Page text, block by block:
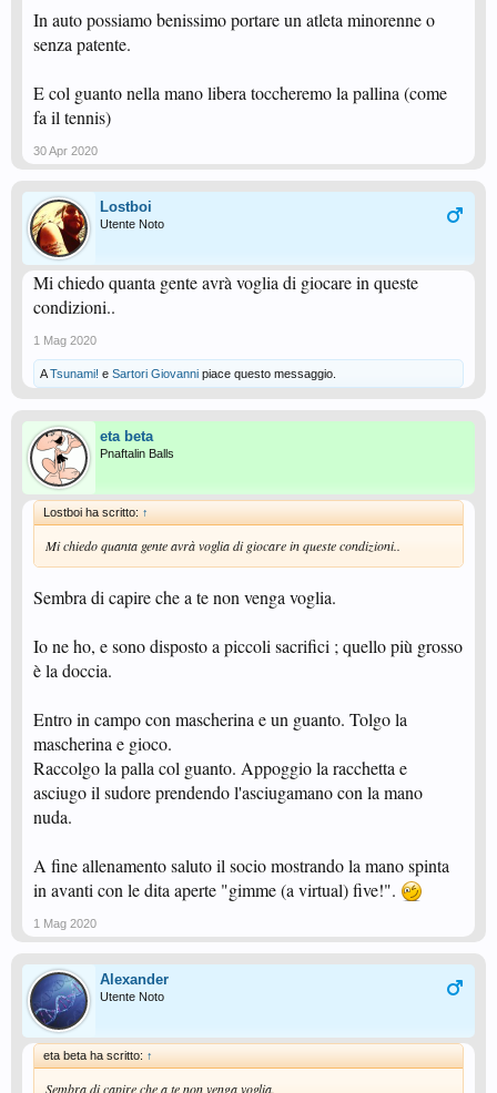
Operazione di gara (inizio regolare alla fine di agosto)
Per le gare (che dovrebbero iniziare a fine agosto) le regole supplementari
- trasferte con un solo atleta per auto
- limite al numero di persone presenti nella palestra in conformità con le
normative
- distanziamento tra giocatori, arbitri e addetti vari
In auto possiamo benissimo portare un atleta minorenne o
senza patente.
E col guanto nella mano libera toccheremo la pallina (come
fa il tennis)
30 Apr 2020
Lostboi
Utente Noto
Mi chiedo quanta gente avrà voglia di giocare in queste
condizioni..
1 Mag 2020
ATsunami! e Sartori Giovanni piace questo messaggio.
eta beta
Pnaftalin Balls
Lostboi ha scritto: ↑
Mi chiedo quanta gente avrà voglia di giocare in queste condizioni..
Sembra di capire che a te non venga voglia.
Io ne ho, e sono disposto a piccoli sacrifici ; quello più grosso
è la doccia.
Entro in campo con mascherina e un guanto. Tolgo la
mascherina e gioco.
Raccolgo la palla col guanto. Appoggio la racchetta e
asciugo il sudore prendendo l'asciugamano con la mano
nuda.
A fine allenamento saluto il socio mostrando la mano spinta
in avanti con le dita aperte "gimme (a virtual) five!".
1 Mag 2020
Alexander
Utente Noto
eta beta ha scritto: ↑
Sembra di capire che a te non venga voglia.